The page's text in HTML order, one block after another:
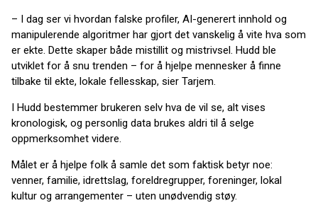
– I dag ser vi hvordan falske profiler, AI-generert innhold og
manipulerende algoritmer har gjort det vanskelig å vite hva som
er ekte. Dette skaper både mistillit og mistrivsel. Hudd ble
utviklet for å snu trenden – for å hjelpe mennesker å finne
tilbake til ekte, lokale fellesskap, sier Tarjem.
I Hudd bestemmer brukeren selv hva de vil se, alt vises
kronologisk, og personlig data brukes aldri til å selge
oppmerksomhet videre.
Målet er å hjelpe folk å samle det som faktisk betyr noe:
venner, familie, idrettslag, foreldregrupper, foreninger, lokal
kultur og arrangementer – uten unødvendig støy.